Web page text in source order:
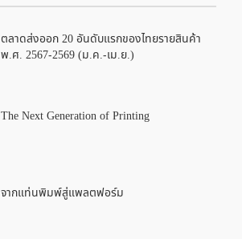
ตลาดส่งออก 20 อันดับแรกของไทยรายสินค้า
พ.ศ. 2567-2569 (ม.ค.-เม.ย.)
The Next Generation of Printing
จากแท่นพิมพ์สู่แพลตฟอร์ม